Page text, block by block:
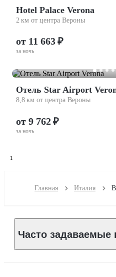
Hotel Palace Verona
2 км от центра Вероны
от 11 663 ₽
за ночь
Отель Star Airport
8,8 км от центра Вероны
от 9 762 ₽
за ночь
1
Главная Италия
Часто задаваемые